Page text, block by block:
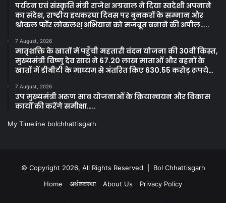
पर्यटन एवं संस्कृति मंत्री राजेश अग्रवाल ने दिया स्वदेशी अपनाने
का संदेश, राष्ट्रीय हथकरघा दिवस पर बुनकरों के सम्मान और
श्वोकल फॉर लोकलश् अभियान को मजबूत बनाने की अपील…..
7 August, 2026
मातृशक्ति के खातों में पहुँची महतारी वंदन योजना की 30वीं किस्त,
मुख्यमंत्री विष्णु देव साय ने 67.20 लाख माताओं और बहनों के
खातों में डीबीटी के माध्यम से अंतरित किए 630.55 करोड़ रुपये…
7 August, 2026
उप मुख्यमंत्री अरुण साव योजनाओं के क्रियान्वयन और विकास
कार्यों की करेंगे समीक्षा…..
My Timeline bolchhattisgarh
© Copyright 2026, All Rights Reserved | Bol Chhattisgarh
Home
अर्थव्यवस्था About Us Privacy Policy